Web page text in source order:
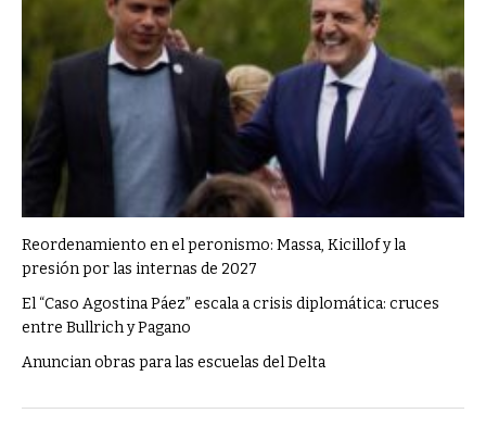
Reordenamiento en el peronismo: Massa, Kicillof y la
presión por las internas de 2027
El “Caso Agostina Páez” escala a crisis diplomática: cruces
entre Bullrich y Pagano
Anuncian obras para las escuelas del Delta